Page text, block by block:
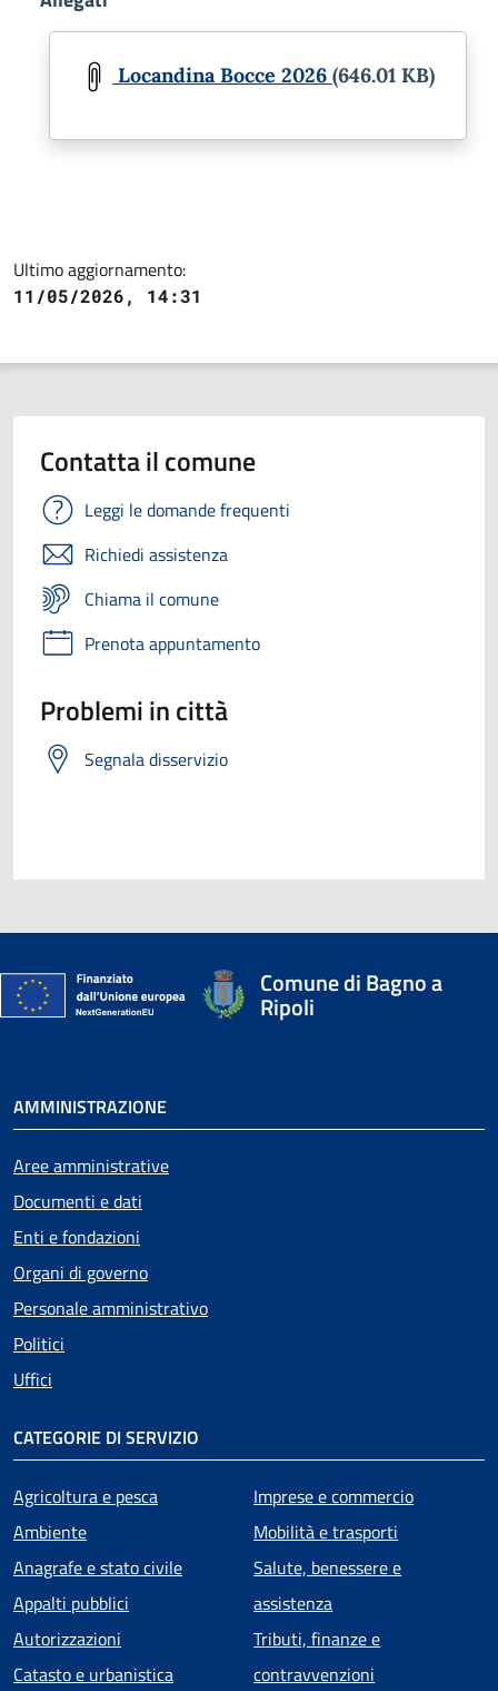
Locandina Bocce 2026 (646.01 KB)
Ultimo aggiornamento:
11/05/2026, 14:31
Contatta il comune
Leggi le domande frequenti
Richiedi assistenza
Chiama il comune
Prenota appuntamento
Problemi in città
Segnala disservizio
Comune di Bagno a
Ripoli
AMMINISTRAZIONE
Aree amministrative
Documenti e dati
Enti e fondazioni
Organi di governo
Personale amministrativo
Politici
Uffici
CATEGORIE DI SERVIZIO
Agricoltura e pesca
Ambiente
Anagrafe e stato civile
Appalti pubblici
Autorizzazioni
Catasto e urbanistica
Imprese e commercio
Mobilità e trasporti
Salute, benessere e
assistenza
Tributi, finanze e
contravvenzioni